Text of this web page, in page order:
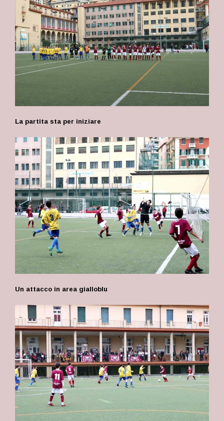
La partita sta per iniziare
Un attacco in area gialloblu